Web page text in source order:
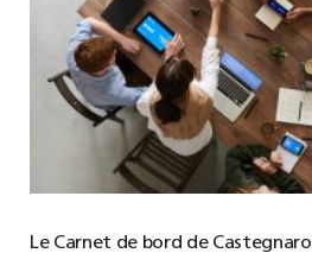
Le Carnet de bord de Castegnaro